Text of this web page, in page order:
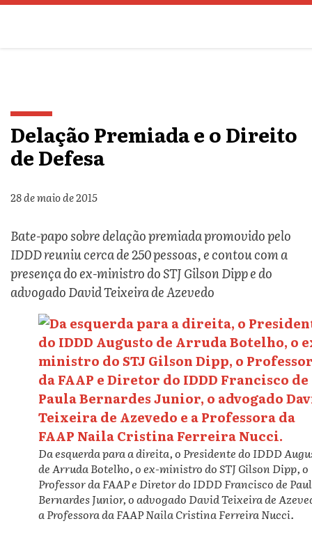
Delação Premiada e o Direito
de Defesa
28 de maio de 2015
Bate-papo sobre delação premiada promovido pelo
IDDD reuniu cerca de 250 pessoas, e contou com a
presença do ex-ministro do STJ Gilson Dipp e do
advogado David Teixeira de Azevedo
Da esquerda para a direita, o Presidente do IDDD
de Arruda Botelho, o ex-ministro do STJ Gilson Dipp, o
Professor da FAAP e Diretor do IDDD Francisco de
Bernardes Junior, o advogado David Teixeira de
a Professora da FAAP Naila Cristina Ferreira Nucci.